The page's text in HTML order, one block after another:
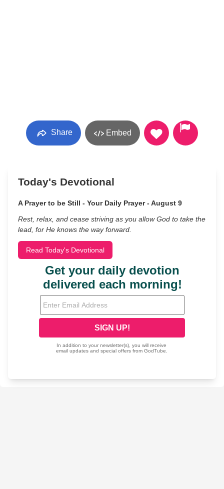
Share Embed
Today's Devotional
A Prayer to be Still - Your Daily Prayer - August 9
Rest, relax, and cease striving as you allow God to take the
lead, for He knows the way forward.
Read Today's Devotional